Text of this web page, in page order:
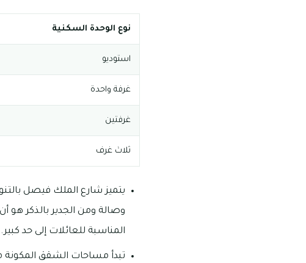
نوع الوحدة السكنية
استوديو
غرفة واحدة
غرفتين
ثلاث غرف
وصالة ومن الجدير بالذكر
المناسبة للعائلات إلى حد كبير.